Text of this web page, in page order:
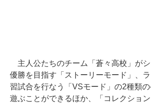
主人公たちのチーム「蒼々高校」が
優勝を目指す「ストーリーモード」、
習試合を行なう「VSモード」の2種類
遊ぶことができるほか、「コレクショ